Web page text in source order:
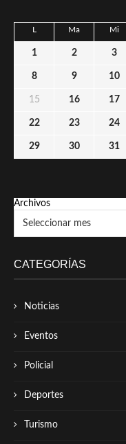
L Ma Mi
1 2 3
8 9 10
15 16 17
22 23 24
29 30 31
Archivos
CATEGORÍAS
Noticias
Eventos
Policial
Deportes
Turismo